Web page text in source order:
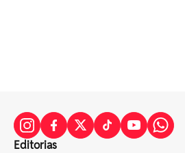
Editorias